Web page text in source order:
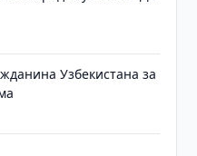
Узбекистана за